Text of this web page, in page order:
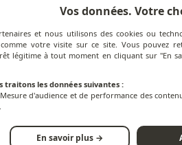
Vos données. Votre
et nous utilisons des cookies ou
votre visite sur ce site. Vous pouvez
légitime à tout moment en cliquant sur "En
traitons les données suivantes :
d'audience et de performance des
En savoir plus →